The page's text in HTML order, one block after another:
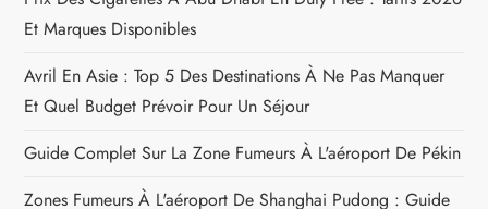
d
e
l
Et Marques Disponibles
Avril En Asie : Top 5 Des Destinations À Ne Pas Manquer
Et Quel Budget Prévoir Pour Un Séjour
Guide Complet Sur La Zone Fumeurs À L'aéroport De Pékin
Zones Fumeurs À L'aéroport De Shanghai Pudong : Guide